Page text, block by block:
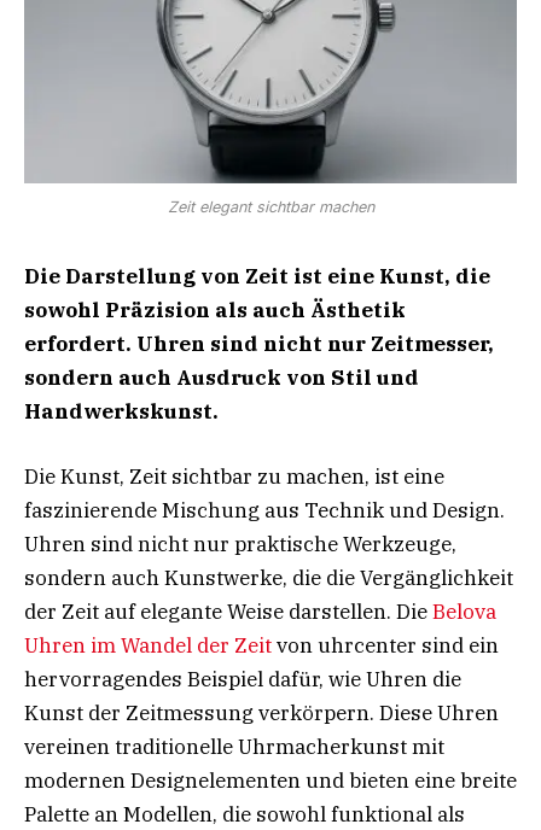
Zeit elegant sichtbar machen
Die Darstellung von Zeit ist eine Kunst, die
sowohl Präzision als auch Ästhetik
erfordert. Uhren sind nicht nur Zeitmesser,
sondern auch Ausdruck von Stil und
Handwerkskunst.
Die Kunst, Zeit sichtbar zu machen, ist eine
faszinierende Mischung aus Technik und Design.
Uhren sind nicht nur praktische Werkzeuge,
sondern auch Kunstwerke, die die Vergänglichkeit
der Zeit auf elegante Weise darstellen. DieBelova
Uhren im Wandel der Zeitvon uhrcenter sind ein
hervorragendes Beispiel dafür, wie Uhren die
Kunst der Zeitmessung verkörpern. Diese Uhren
vereinen traditionelle Uhrmacherkunst mit
modernen Designelementen und bieten eine breite
Palette an Modellen, die sowohl funktional als